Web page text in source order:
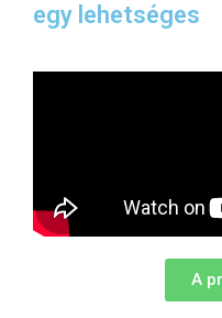
egy lehetséges
A